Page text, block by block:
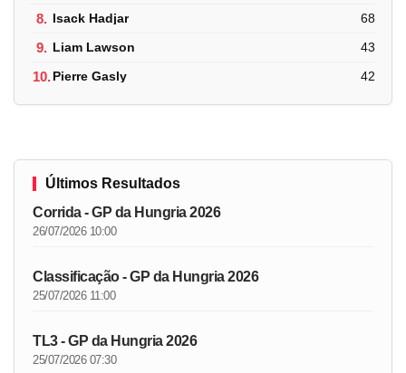
8. Isack Hadjar 68
9. Liam Lawson 43
10.Pierre Gasly 42
Últimos Resultados
Corrida - GP da Hungria 2026
26/07/2026 10:00
Classificação - GP da Hungria 2026
25/07/2026 11:00
TL3 - GP da Hungria 2026
25/07/2026 07:30